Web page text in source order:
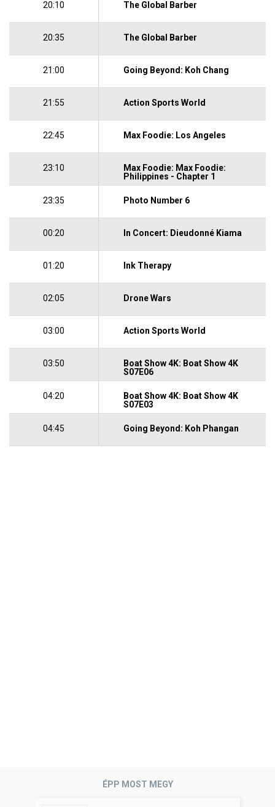
20:10 The Global Barber
20:35 The Global Barber
21:00 Going Beyond: Koh Chang
21:55 Action Sports World
22:45 Max Foodie: Los Angeles
23:10
Max Foodie: Max Foodie:
Philippines - Chapter 1
23:35 Photo Number 6
00:20 In Concert: Dieudonné Kiama
01:20 Ink Therapy
02:05 Drone Wars
03:00 Action Sports World
03:50
Boat Show 4K: Boat Show 4K
S07E06
04:20
Boat Show 4K: Boat Show 4K
S07E03
04:45 Going Beyond: Koh Phangan
ÉPP MOST MEGY